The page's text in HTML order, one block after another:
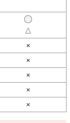
トデニム・バージ
ールを余すところ
ル」を経糸にホワ
ワイトデニムで仕上
ル織機で織り上げた
△
×
×
×
×
×